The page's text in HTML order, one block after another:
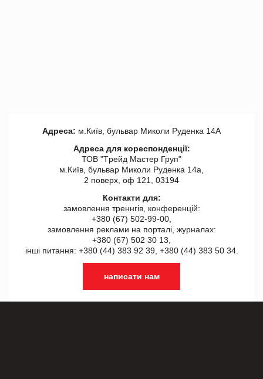
Адреса: м.Київ, бульвар Миколи Руденка 14А
Адреса для кореспонденції:
ТОВ "Tрейд Мастер Груп"
м.Київ, бульвар Миколи Руденка 14а,
2 поверх, оф 121, 03194
Контакти для:
замовлення треннгів, конференцій:
+380 (67) 502-99-00,
замовлення реклами на порталі, журналах:
+380 (67) 502 30 13,
інші питання: +380 (44) 383 92 39, +380 (44) 383 50 34.
написати нам